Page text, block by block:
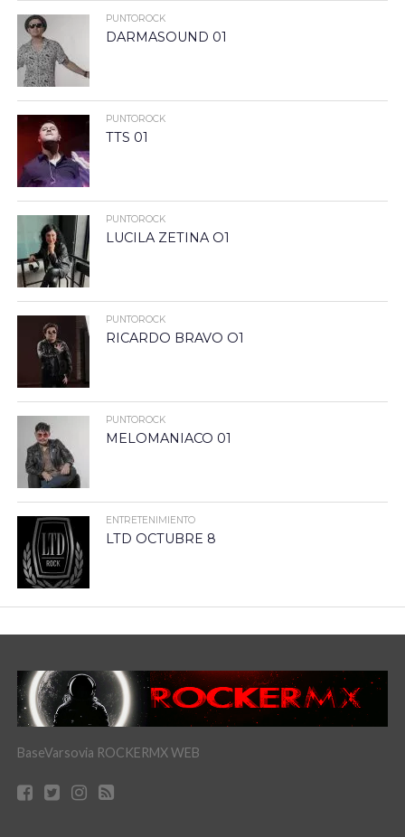
PUNTOROCK
DARMASOUND 01
PUNTOROCK
TTS 01
PUNTOROCK
LUCILA ZETINA O1
PUNTOROCK
RICARDO BRAVO O1
PUNTOROCK
MELOMANIACO 01
ENTRETENIMIENTO
LTD OCTUBRE 8
BaseVarsovia ROCKERMX WEB